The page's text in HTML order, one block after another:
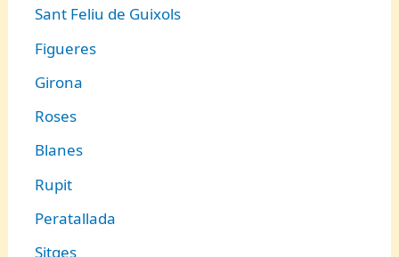
Sant Feliu de Guixols
Figueres
Girona
Roses
Blanes
Rupit
Peratallada
Sitges